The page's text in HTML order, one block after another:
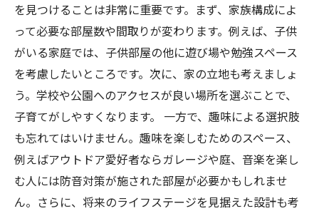
を見つけることは非常に重要です。まず、家族構成によ
って必要な部屋数や間取りが変わります。例えば、子供
がいる家庭では、子供部屋の他に遊び場や勉強スペース
を考慮したいところです。次に、家の立地も考えましょ
う。学校や公園へのアクセスが良い場所を選ぶことで、
子育てがしやすくなります。 一方で、趣味による選択肢
も忘れてはいけません。趣味を楽しむためのスペース、
例えばアウトドア愛好者ならガレージや庭、音楽を楽し
む人には防音対策が施された部屋が必要かもしれませ
ん。さらに、将来のライフステージを見据えた設計も考